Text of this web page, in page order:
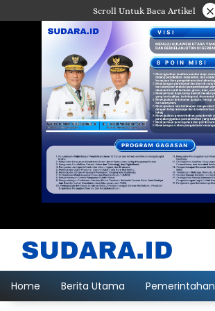
ke
Scroll Untuk Baca Artikel ×
Home Berita Utama Pemerintahan